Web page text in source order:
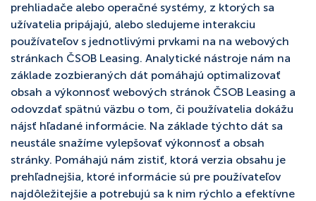
prehliadače alebo operačné systémy, z ktorých sa
užívatelia pripájajú, alebo sledujeme interakciu
používateľov s jednotlivými prvkami na na webových
stránkach ČSOB Leasing. Analytické nástroje nám na
základe zozbieraných dát pomáhajú optimalizovať
obsah a výkonnosť webových stránok ČSOB Leasing a
odovzdať spätnú väzbu o tom, či používatelia dokážu
nájsť hľadané informácie. Na základe týchto dát sa
neustále snažíme vylepšovať výkonnosť a obsah
stránky. Pomáhajú nám zistiť, ktorá verzia obsahu je
prehľadnejšia, ktoré informácie sú pre používateľov
najdôležitejšie a potrebujú sa k nim rýchlo a efektívne